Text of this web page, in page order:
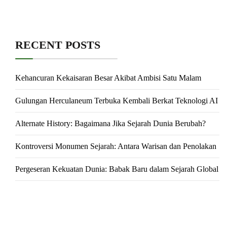
RECENT POSTS
Kehancuran Kekaisaran Besar Akibat Ambisi Satu Malam
Gulungan Herculaneum Terbuka Kembali Berkat Teknologi AI
Alternate History: Bagaimana Jika Sejarah Dunia Berubah?
Kontroversi Monumen Sejarah: Antara Warisan dan Penolakan
Pergeseran Kekuatan Dunia: Babak Baru dalam Sejarah Global